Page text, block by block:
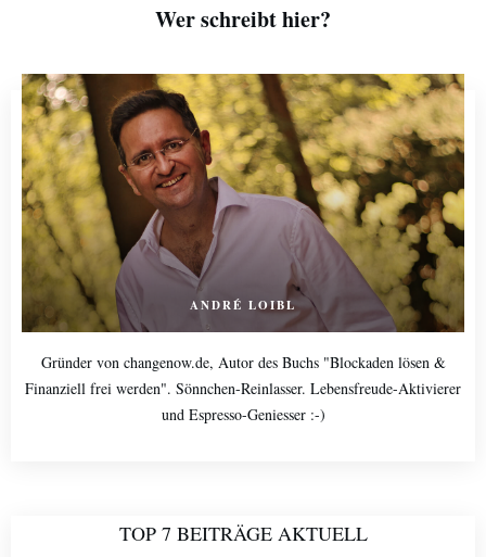
Wer schreibt hier?
ANDRÉ LOIBL
Gründer von changenow.de, Autor des Buchs "Blockaden lösen &
Finanziell frei werden". Sönnchen-Reinlasser. Lebensfreude-Aktivierer
und Espresso-Geniesser :-)
TOP 7 BEITRÄGE AKTUELL